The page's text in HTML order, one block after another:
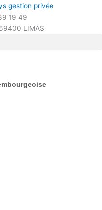
19 49
LIMAS​